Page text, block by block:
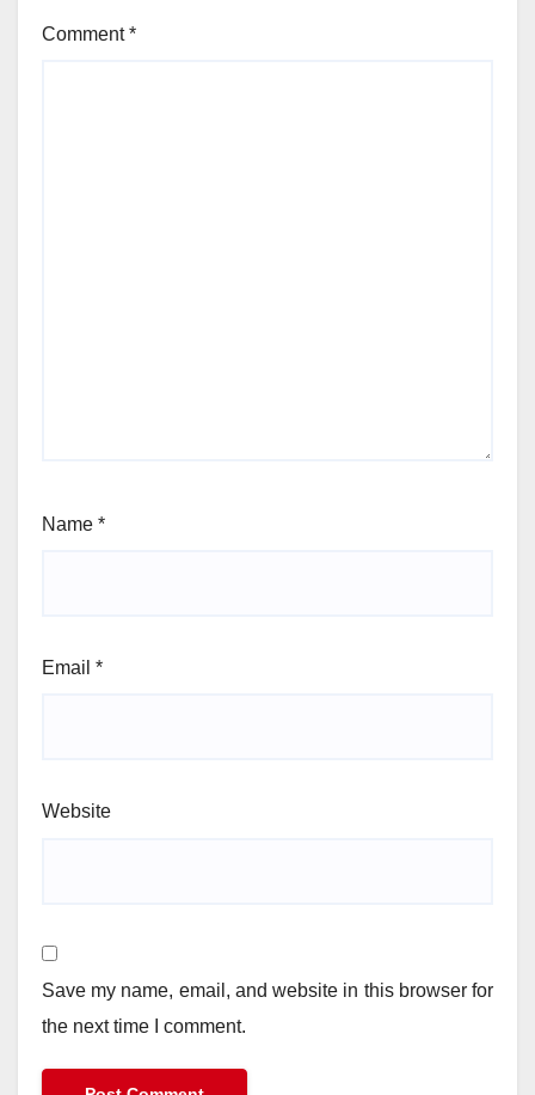
Comment*
Name *
Email *
Website
Save my name, email, and website in this browser for
the next time I comment.